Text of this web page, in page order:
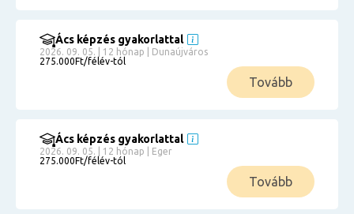
Ács képzés gyakorlattal
2026. 09. 05. | 12 hónap | Dunaújváros
275.000Ft/félév-tól
Tovább
Ács képzés gyakorlattal
2026. 09. 05. | 12 hónap | Eger
275.000Ft/félév-tól
Tovább